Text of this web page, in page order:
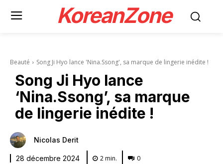
KoreanZone
Beauté Song Ji Hyo lance 'Nina.Ssong', sa marque de lingerie inédite !
Song Ji Hyo lance
‘Nina.Ssong’, sa marque
de lingerie inédite !
Nicolas Derit
28 décembre 2024 2min. 0